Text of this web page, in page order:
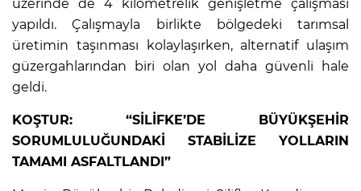
üzerinde de 4 kilometrelik genişletme çalışması
yapıldı. Çalışmayla birlikte bölgedeki tarımsal
üretimin taşınması kolaylaşırken, alternatif ulaşım
güzergahlarından biri olan yol daha güvenli hale
geldi.
KOŞTUR: “SİLİFKE’DE BÜYÜKŞEHİR
SORUMLULUĞUNDAKİ STABİLİZE YOLLARIN
TAMAMI ASFALTLANDI”